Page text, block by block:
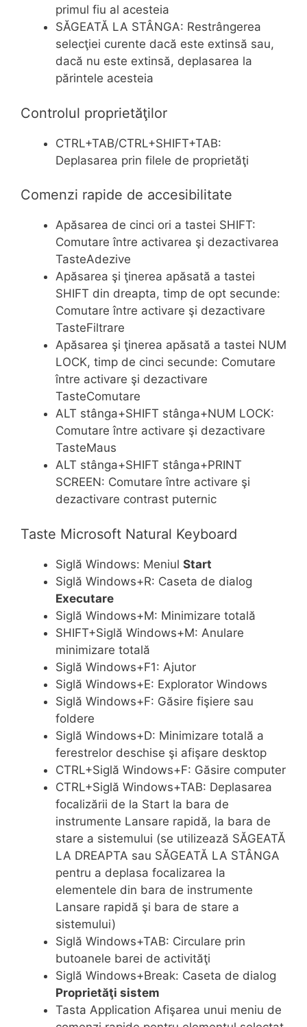
primul fiu al acesteia
SĂGEATĂ LA STÂNGA: Restrângerea
selecţiei curente dacă este extinsă sau,
dacă nu este extinsă, deplasarea la
părintele acesteia
Controlul proprietăţilor
CTRL+TAB/CTRL+SHIFT+TAB:
Deplasarea prin filele de proprietăţi
Comenzi rapide de accesibilitate
Apăsarea de cinci ori a tastei SHIFT:
Comutare între activarea şi dezactivarea
TasteAdezive
Apăsarea şi ţinerea apăsată a tastei
SHIFT din dreapta, timp de opt secunde:
Comutare între activare şi dezactivare
TasteFiltrare
Apăsarea şi ţinerea apăsată a tastei NUM
LOCK, timp de cinci secunde: Comutare
între activare şi dezactivare
TasteComutare
ALT stânga+SHIFT stânga+NUM LOCK:
Comutare între activare şi dezactivare
TasteMaus
ALT stânga+SHIFT stânga+PRINT
SCREEN: Comutare între activare şi
dezactivare contrast puternic
Taste Microsoft Natural Keyboard
Siglă Windows: Meniul Start
Siglă Windows+R: Caseta de dialog
Executare
Siglă Windows+M: Minimizare totală
SHIFT+Siglă Windows+M: Anulare
minimizare totală
Siglă Windows+F1: Ajutor
Siglă Windows+E: Explorator Windows
Siglă Windows+F: Găsire fişiere sau
foldere
Siglă Windows+D: Minimizare totală a
ferestrelor deschise şi afişare desktop
CTRL+Siglă Windows+F: Găsire computer
CTRL+Siglă Windows+TAB: Deplasarea
focalizării de la Start la bara de
instrumente Lansare rapidă, la bara de
stare a sistemului (se utilizează SĂGEATĂ
LA DREAPTA sau SĂGEATĂ LA STÂNGA
pentru a deplasa focalizarea la
elementele din bara de instrumente
Lansare rapidă şi bara de stare a
sistemului)
Siglă Windows+TAB: Circulare prin
butoanele barei de activităţi
Siglă Windows+Break: Caseta de dialog
Proprietăţi sistem
Tasta Application Afişarea unui meniu de